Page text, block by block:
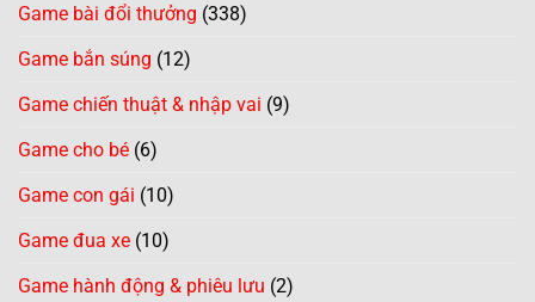
Game bài đổi thưởng (338)
Game bắn súng (12)
Game chiến thuật & nhập vai (9)
Game cho bé (6)
Game con gái (10)
Game đua xe (10)
Game hành động & phiêu lưu (2)